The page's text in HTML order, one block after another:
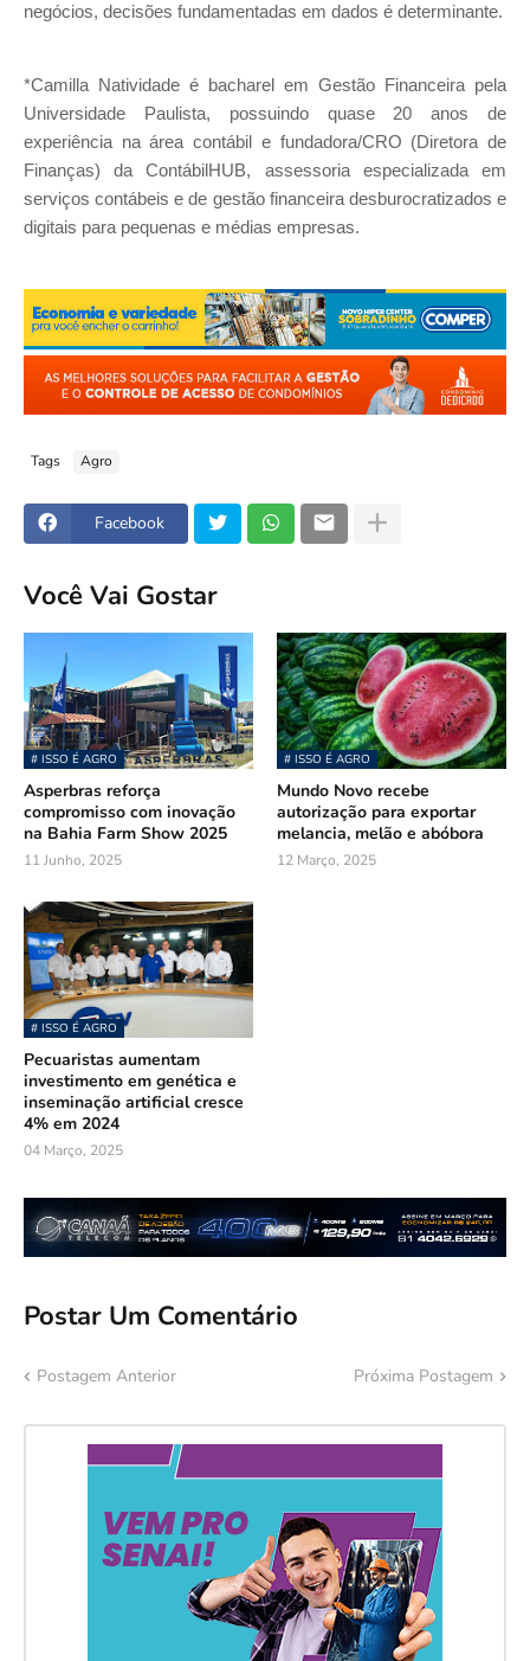
negócios, decisões fundamentadas em dados é determinante.
*Camilla Natividade é bacharel em Gestão Financeira pela
Universidade Paulista, possuindo quase 20 anos de
experiência na área contábil e fundadora/CRO (Diretora de
Finanças) da ContábilHUB, assessoria especializada em
serviços contábeis e de gestão financeira desburocratizados e
digitais para pequenas e médias empresas.
Tags Agro
Facebook
Você Vai Gostar
# ISSO É AGRO
Asperbras reforça
compromisso com inovação
na Bahia Farm Show 2025
11 Junho, 2025
# ISSO É AGRO
Mundo Novo recebe
autorização para exportar
melancia, melão e abóbora
12 Março, 2025
# ISSO É AGRO
Pecuaristas aumentam
investimento em genética e
inseminação artificial cresce
4% em 2024
04 Março, 2025
Postar Um Comentário
Postagem Anterior Próxima Postagem